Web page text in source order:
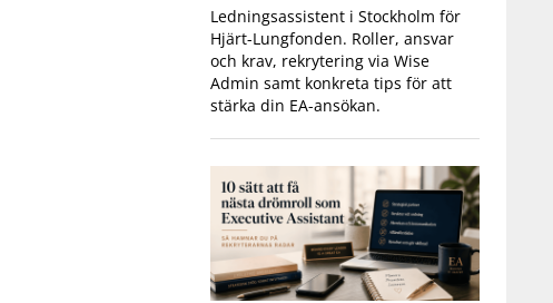
Ledningsassistent i Stockholm för
Hjärt-Lungfonden. Roller, ansvar
och krav, rekrytering via Wise
Admin samt konkreta tips för att
stärka din EA-ansökan.